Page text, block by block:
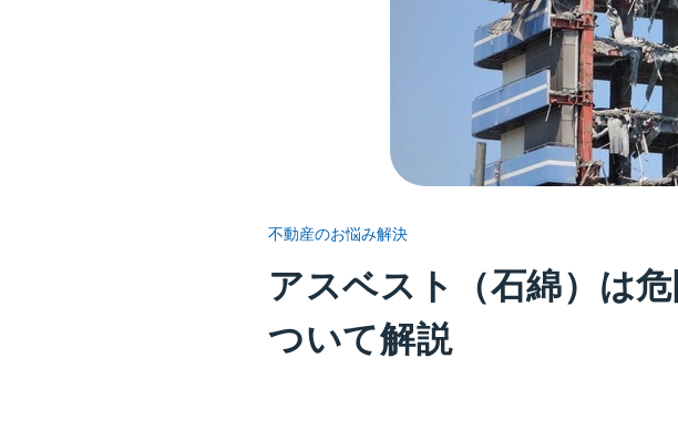
不動産のお悩み解決
アスベスト（石綿）は
ついて解説